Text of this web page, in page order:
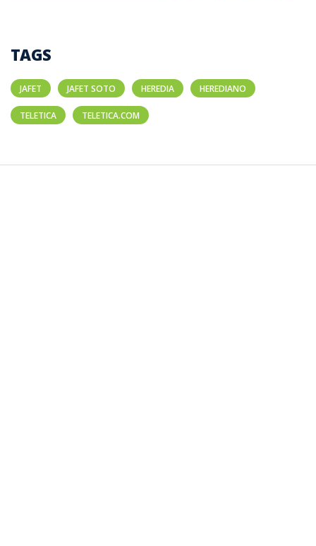
TAGS
JAFET JAFET SOTO HEREDIA HEREDIANO
TELETICA TELETICA.COM